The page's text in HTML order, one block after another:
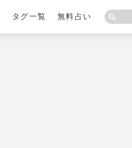
タグ一覧 無料占い